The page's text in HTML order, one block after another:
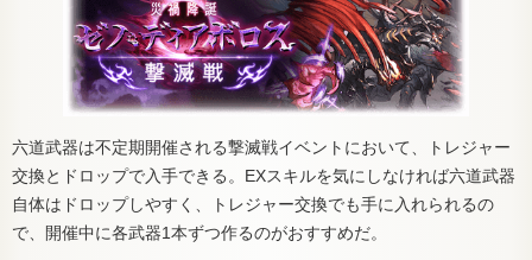
六道武器は不定期開催される撃滅戦イベントにおいて、トレジャー
交換とドロップで入手できる。EXスキルを気にしなければ六道武器
自体はドロップしやすく、トレジャー交換でも手に入れられるの
で、開催中に各武器1本ずつ作るのがおすすめだ。